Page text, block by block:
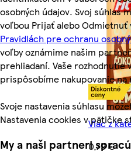
osobných údajov. Svoj súhlas
voľbou Prijať alebo
Pravidlách pre ochranu
voľby oznámime našim
prehliadaní. Vaše rozhodnutie
prispôsobíme nakupovanie na
Svoje nastavenia súhlasu
Nastavenia cookies v pätičke
My a naši partneri
Viac z
0,79 €